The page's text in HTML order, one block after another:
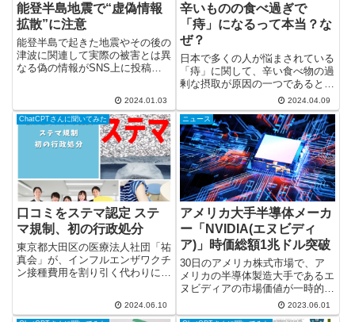
能登半島地震で“虚偽情報
拡散”に注意
能登半島で起きた地震やその後の
津波に関連して実際の被害とは異
なる偽の情報がSNS上に投稿さ
な虚偽情報の流布は決して許され
るものではありません。こうした
行為は厳に謹んでいただきます
よ...
2024.01.03
辛いものの食べ過ぎで
「痔」になるって本当？な
ぜ？
日本で多くの人が悩まされている
「痔」に関して、辛い食べ物の過
剰な摂取が原因の一つであるとの
指摘があります。辛い食品をたく
さん食べることで実際に「痔」を
引き起こす可能性があるかどう
か、食べ物が過多になることで痔
のリスクが高まるかについて、専
門...
2024.04.09
ChatCPTさんに聞いてみた
口コミをステマ認定 ステ
マ規制、初の行政処分
東京都大田区の医療法人社団「祐
真会」が、インフルエンザワクチ
ン接種費用を割り引く代わりに、
し投稿させた行為が「ステルスマ
2024.06.10
ニュース
アメリカ大手半導体メーカ
ー「NVIDIA(エヌビディ
ア)」時価総額1兆ドル突破
30日のアメリカ株式市場で、ア
メリカの半導体製造大手であるエ
ヌビディアの市場価値が一時的に
1兆ドル（約140兆円）に達しま
した。 人工知能（AI）技術が社
2023.06.01